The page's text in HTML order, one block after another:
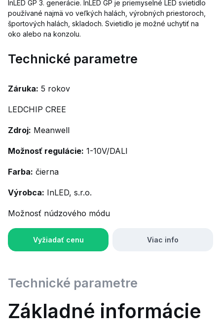
InLED GP 3. generácie. InLED GP je priemyselné LED svietidlo
používané najmä vo veľkých halách, výrobných priestoroch,
športových halách, skladoch. Svietidlo je možné uchytiť na
oko alebo na konzolu.
Technické parametre
Záruka: 5 rokov
LEDCHIP CREE
Zdroj: Meanwell
Možnosť regulácie: 1-10V/DALI
Farba: čierna
Výrobca: InLED, s.r.o.
Možnosť núdzového módu
Vyžiadať cenu Viac info
Technické parametre
Základné informácie